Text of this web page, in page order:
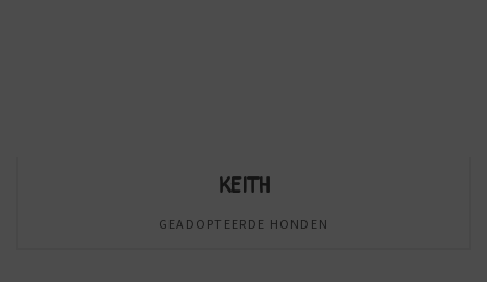
KEITH
GEADOPTEERDE HONDEN